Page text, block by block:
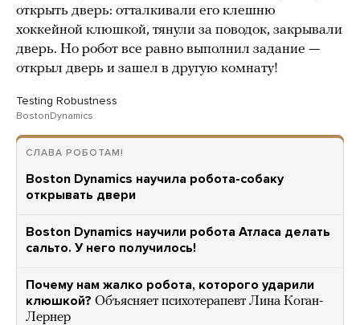
открыть дверь: отталкивали его клешню
хоккейной клюшкой, тянули за поводок, закрывали
дверь. Но робот все равно выполнил задание —
открыл дверь и зашел в другую комнату!
Testing Robustness
BostonDynamics
СЛАВА РОБОТАМ!
Boston Dynamics научила робота-собаку
открывать двери
Boston Dynamics научили робота Атласа делать
сальто. У него получилось!
Почему нам жалко робота, которого ударили
клюшкой? Объясняет психотерапевт Лина Коган-
Лернер